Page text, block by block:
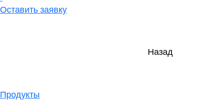
Оставить заявку
Назад
Продукты